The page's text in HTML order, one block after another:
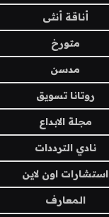
أناقة أنثى
متورخ
مدسن
روتانا تسويق
مجلة الابداع
نادي الترددات
استشارات اون لاين
المعارف